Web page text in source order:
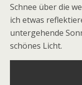
Schnee über die
ich etwas
untergehende
schönes Licht.